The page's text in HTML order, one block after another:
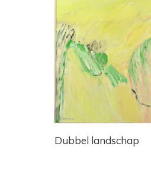
Dubbel landschap